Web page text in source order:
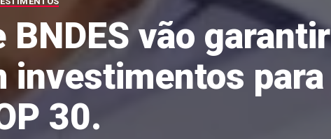
BNDES vão garantir
investimentos para
30.